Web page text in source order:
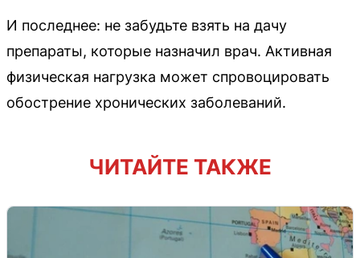
И последнее: не забудьте взять на дачу
препараты, которые назначил врач. Активная
физическая нагрузка может спровоцировать
обострение хронических заболеваний.
ЧИТАЙТЕ ТАКЖЕ